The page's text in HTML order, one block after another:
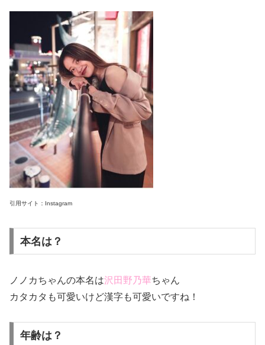
引用サイト：Instagram
本名は？
ノノカちゃんの本名は沢田野乃華ちゃん
カタカタも可愛いけど漢字も可愛いですね！
年齢は？